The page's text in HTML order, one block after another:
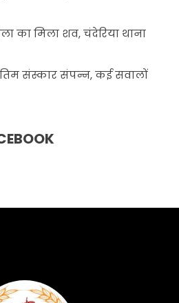
का मिला शव, चंदेरिया थाना
संस्कार संपन्न, कई सवालों